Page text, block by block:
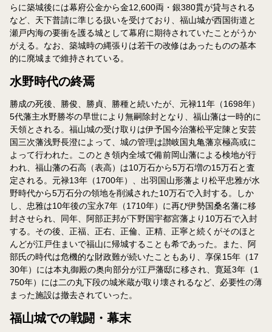
らに築城後には幕府公金から金12,600両・銀380貫が貸与される
など、天下普請に準じる扱いを受けており、福山城が西国街道と
瀬戸内海の要衝を護る城として幕府に期待されていたことがうか
がえる。なお、築城時の縄張りは若干の改修はあったものの基本
的に廃城まで維持されている。
水野時代の終焉
勝成の死後、勝俊、勝貞、勝種と続いたが、元禄11年（1698年）
5代藩主水野勝岑の早世により無嗣除封となり、福山藩は一時的に
天領とされる。福山城の受け取りは伊予国今治藩松平定陳と安芸
国三次藩浅野長澄によって、城の管理は讃岐国丸亀藩京極高或に
よって行われた。このとき領内全域で備前岡山藩による検地が行
われ、福山藩の石高（表高）は10万石から5万石増の15万石と査
定される。元禄13年（1700年）、出羽国山形藩より松平忠雅が水
野時代から5万石分の領地を削減された10万石で入封する。しか
し、忠雅は10年後の宝永7年（1710年）に再び伊勢国桑名藩に移
封させられ、同年、阿部正邦が下野国宇都宮藩より10万石で入封
する。その後、正福、正右、正倫、正精、正寧と続くがそのほと
んどが江戸住まいで福山に帰城することも希であった。また、阿
部氏の時代は危機的な財政難が続いたこともあり、享保15年（17
30年）には本丸御殿の奥向部分が江戸藩邸に移され、寛延3年（1
750年）には二の丸下段の城米蔵が取り壊されるなど、必要性の薄
まった施設は撤去されていった。
福山城での戦闘・幕末